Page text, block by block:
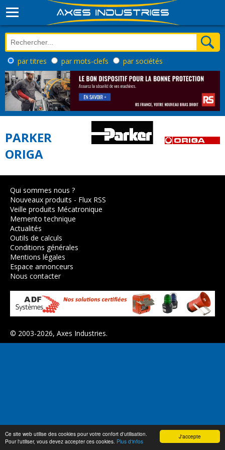
J'accepte
Ce site web utilise des cookies pour votre confort d'utilisation.
Pour l'utiliser, vous devez accepter ces cookies. Plus d'infos
par titres par mots-clefs par sociétés
PARKER
ORIGA
Qui sommes nous ?
Nouveaux produits - Flux RSS
Veille produits Mécatronique
Memento technique
Actualités
Outils de calculs
Conditions générales
Mentions légales
Espace annonceurs
Nous contacter
© 2003-2026, Axes Industries.